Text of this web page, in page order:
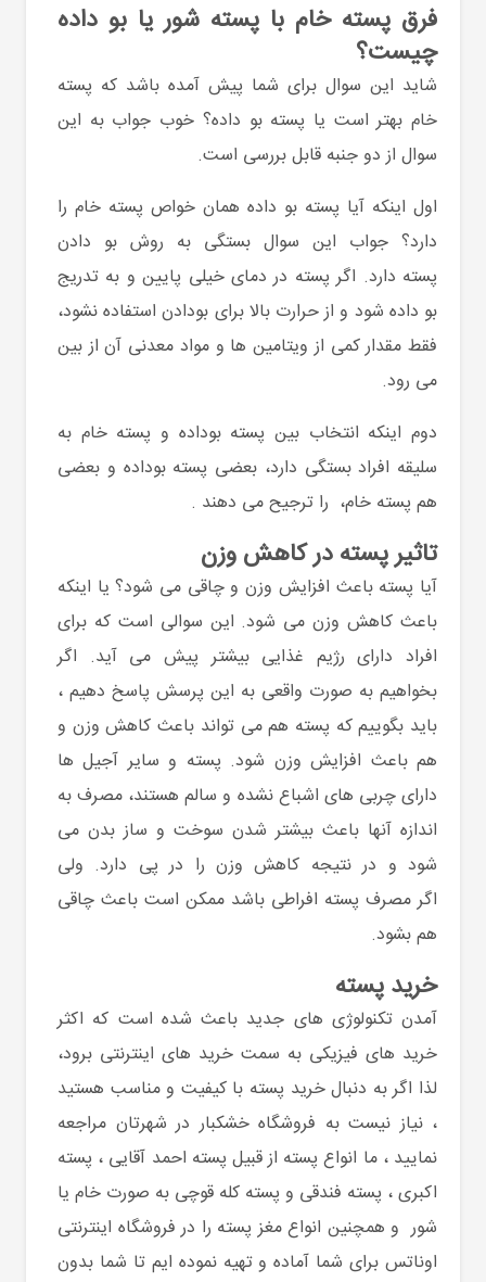
فرق پسته خام با پسته شور یا بو داده
چیست؟
شاید این سوال برای شما پیش آمده باشد که پسته
خام بهتر است یا پسته بو داده؟ خوب جواب به این
سوال از دو جنبه قابل بررسی است.
اول اینکه آیا پسته بو داده همان خواص پسته خام را
دارد؟ جواب این سوال بستگی به روش بو دادن
پسته دارد. اگر پسته در دمای خیلی پایین و به تدریج
بو داده شود و از حرارت بالا برای بودادن استفاده نشود،
فقط مقدار کمی از ویتامین ها و مواد معدنی آن از بین
می رود.
دوم اینکه انتخاب بین پسته بوداده و پسته خام به
سلیقه افراد بستگی دارد، بعضی پسته بوداده و بعضی
هم پسته خام، را ترجیح می دهند .
تاثیر پسته در کاهش وزن
آیا پسته باعث افزایش وزن و چاقی می شود؟ یا اینکه
باعث کاهش وزن می شود. این سوالی است که برای
افراد دارای رژیم غذایی بیشتر پیش می آید. اگر
بخواهیم به صورت واقعی به این پرسش پاسخ دهیم ،
باید بگوییم که پسته هم می تواند باعث کاهش وزن و
هم باعث افزایش وزن شود. پسته و سایر آجیل ها
دارای چربی های اشباع نشده و سالم هستند، مصرف به
اندازه آنها باعث بیشتر شدن سوخت و ساز بدن می
شود و در نتیجه کاهش وزن را در پی دارد. ولی
اگر مصرف پسته افراطی باشد ممکن است باعث چاقی
هم بشود.
خرید پسته
آمدن تکنولوژی های جدید باعث شده است که اکثر
خرید های فیزیکی به سمت خرید های اینترنتی برود،
لذا اگر به دنبال خرید پسته با کیفیت و مناسب هستید
، نیاز نیست به فروشگاه خشکبار در شهرتان مراجعه
نمایید ، ما انواع پسته از قبیل پسته احمد آقایی ، پسته
اکبری ، پسته فندقی و پسته کله قوچی به صورت خام یا
شور و همچنین انواع مغز پسته را در فروشگاه اینترنتی
اوناتس برای شما آماده و تهیه نموده ایم تا شما بدون